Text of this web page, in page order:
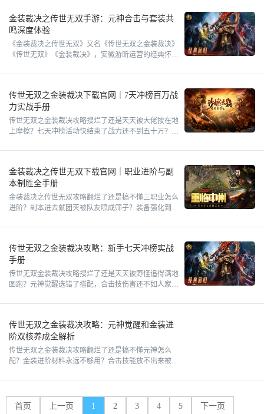
金装裁决之传世无双手游：元神合击与套装共
鸣深度体验
《金装裁决之传世无双》又名《传世无双之金装裁决》
《传世无双》《金装裁决》，安徽游昕运营的经典怀旧
无双之金装
传世无双之金装裁决下载官网｜7天冲榜百万战
力实战手册
传世无双之金装裁决攻略搜烂了还是天天被大佬按在地
上摩擦？七天冲榜活动快结束了战力还不到五十万？转
套？别慌兄弟！这篇
金装裁决之传世无双下载官网｜职业进阶与副
本制胜全手册
金装裁决之传世无双攻略翻烂了还是搞不懂三职业怎么
进阶？副本进去就团灭被队友喷成筛子？装备强化到
篇直接把战士法师
传世无双之金装裁决攻略：新手七天冲榜实战
手册
传世无双金装裁决攻略搜烂了还是天天被野怪追得满地
图跑？元神觉醒选错了搭配，合击技伤害还不如人家一
就是给"
传世无双之金装裁决攻略：元神觉醒和金装进
阶双核养成全解析
传世无双之金装裁决攻略翻烂了还是搞不懂元神怎么
配？金装进阶材料永远不够用？合击技能放不出来被队
制和金装裁决进阶
首页 上一页 1 2 3 4 5 下一页